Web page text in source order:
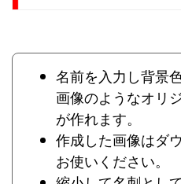
名前を入力し背景
画像のようなオリ
が作れます。
作成した画像はダ
お使いください。